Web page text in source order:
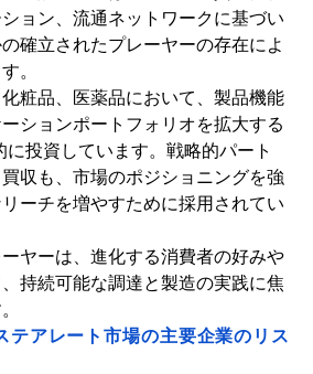
ョン、流通ネットワークに基づい
確立されたプレーヤーの存在によ
。
粧品、医薬品において、製品機能
ションポートフォリオを拡大する
に投資しています。戦略的パート
収も、市場のポジショニングを強
ーチを増やすために採用されてい
ヤーは、進化する消費者の好みや
持続可能な調達と製造の実践に焦
テアレート市場の主要企業のリス